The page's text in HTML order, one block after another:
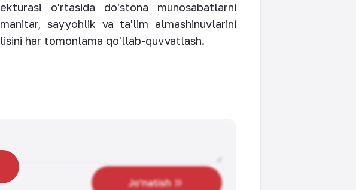
o'rtasida do'stona munosabatlarni
sayyohlik va ta'lim almashinuvlarini
har tomonlama qo'llab-quvvatlash.
Jo‘natish